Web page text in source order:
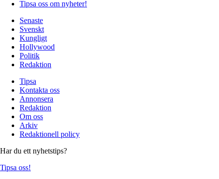
Tipsa oss om nyheter!
Senaste
Svenskt
Kungligt
Hollywood
Politik
Redaktion
Tipsa
Kontakta oss
Annonsera
Redaktion
Om oss
Arkiv
Redaktionell policy
Har du ett nyhetstips?
Tipsa oss!